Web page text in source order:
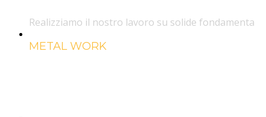
Realizziamo il nostro lavoro su solide fondamenta
METAL WORK